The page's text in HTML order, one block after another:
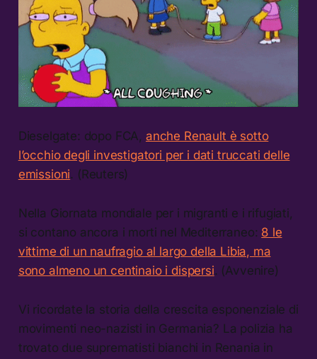
Dieselgate: dopo FCA, anche Renault è sotto
l’occhio degli investigatori per i dati truccati delle
emissioni. (Reuters)
Nella Giornata mondiale per i migranti e i rifugiati,
si contano ancora i morti nel Mediterraneo: 8 le
vittime di un naufragio al largo della Libia, ma
sono almeno un centinaio i dispersi. (Avvenire)
Vi ricordate la storia della crescita esponenziale di
movimenti neo-nazisti in Germania? La polizia ha
trovato due suprematisti bianchi in Renania in